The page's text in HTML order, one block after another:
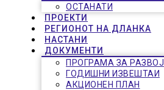
ОСТАНАТИ
ПРОЕКТИ
РЕГИОНОТ НА ДЛАНКА
НАСТАНИ
ДОКУМЕНТИ
ПРОГРАМА ЗА РАЗВОЈ
ГОДИШНИ ИЗВЕШТАИ
АКЦИОНЕН ПЛАН